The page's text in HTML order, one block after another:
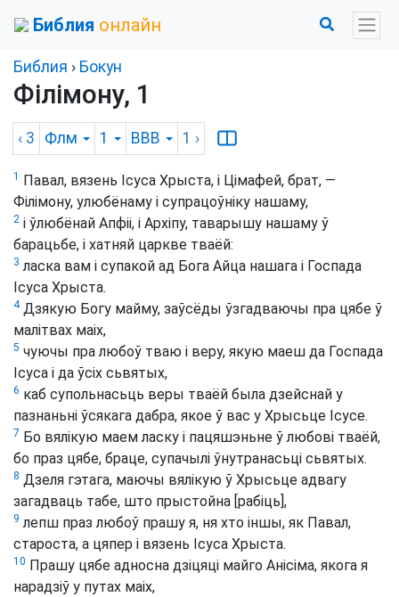
Библия онлайн
Библия › Бокун
Філімону, 1
‹ 3 Флм 1 BBB 1 ›
1
Павал, вязень Ісуса Хрыста, і Цімафей, брат, —
Філімону, улюбёнаму і супрацоўніку нашаму,
2 і ўлюбёнай Апфіі, і Архіпу, таварышу нашаму ў
барацьбе, і хатняй царкве тваёй:
3 ласка вам і супакой ад Бога Айца нашага і Госпада
Ісуса Хрыста.
4Дзякую Богу майму, заўсёды ўзгадваючы пра цябе ў
малітвах маіх,
5 чуючы пра любоў тваю і веру, якую маеш да Госпада
Ісуса і да ўсіх сьвятых,
6 каб супольнасьць веры тваёй была дзейснай у
пазнаньні ўсякага дабра, якое ў вас у Хрысьце Ісусе.
7 Бо вялікую маем ласку і пацяшэньне ў любові тваёй,
бо праз цябе, браце, супачылі ўнутранасьці сьвятых.
8 Дзеля гэтага, маючы вялікую ў Хрысьце адвагу
загадваць табе, што прыстойна [рабіць],
9 лепш праз любоў прашу я, ня хто іншы, як Павал,
староста, а цяпер і вязень Ісуса Хрыста.
10 Прашу цябе адносна дзіцяці майго Анісіма, якога я
нарадзіў у путах маіх,